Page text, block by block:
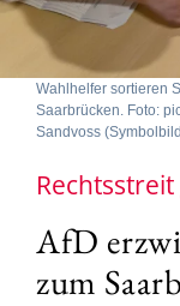
Wahlhelfer sortieren
Saarbrücken. Foto:
Sandvoss
AfD
zum